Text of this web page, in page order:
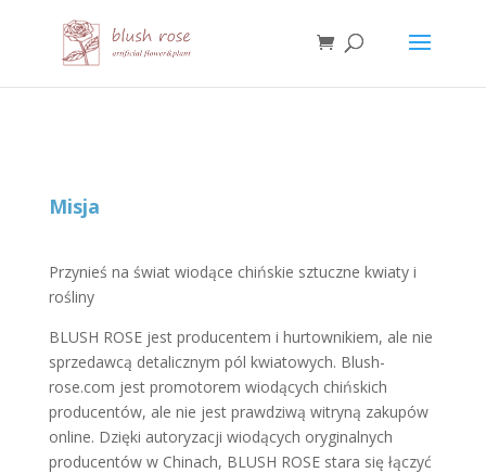
Misja
Przynieś na świat wiodące chińskie sztuczne kwiaty i
rośliny
BLUSH ROSE jest producentem i hurtownikiem, ale nie
sprzedawcą detalicznym pól kwiatowych. Blush-
rose.com jest promotorem wiodących chińskich
producentów, ale nie jest prawdziwą witryną zakupów
online. Dzięki autoryzacji wiodących oryginalnych
producentów w Chinach, BLUSH ROSE stara się łączyć